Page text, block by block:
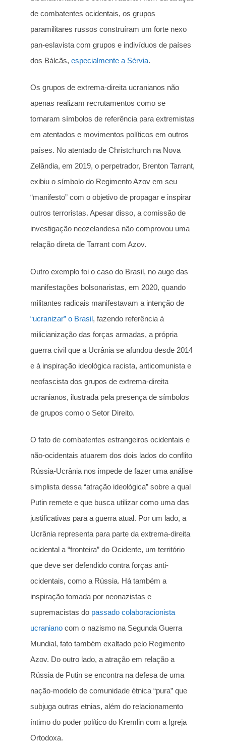
de combatentes ocidentais, os grupos
paramilitares russos construíram um forte nexo
pan-eslavista com grupos e indivíduos de países
dos Bálcãs, especialmente a Sérvia.
Os grupos de extrema-direita ucranianos não
apenas realizam recrutamentos como se
tornaram símbolos de referência para extremistas
em atentados e movimentos políticos em outros
países. No atentado de Christchurch na Nova
Zelândia, em 2019, o perpetrador, Brenton Tarrant,
exibiu o símbolo do Regimento Azov em seu
“manifesto” com o objetivo de propagar e inspirar
outros terroristas. Apesar disso, a comissão de
investigação neozelandesa não comprovou uma
relação direta de Tarrant com Azov.
Outro exemplo foi o caso do Brasil, no auge das
manifestações bolsonaristas, em 2020, quando
militantes radicais manifestavam a intenção de
“ucranizar” o Brasil, fazendo referência à
milicianização das forças armadas, a própria
guerra civil que a Ucrânia se afundou desde 2014
e à inspiração ideológica racista, anticomunista e
neofascista dos grupos de extrema-direita
ucranianos, ilustrada pela presença de símbolos
de grupos como o Setor Direito.
O fato de combatentes estrangeiros ocidentais e
não-ocidentais atuarem dos dois lados do conflito
Rússia-Ucrânia nos impede de fazer uma análise
simplista dessa “atração ideológica” sobre a qual
Putin remete e que busca utilizar como uma das
justificativas para a guerra atual. Por um lado, a
Ucrânia representa para parte da extrema-direita
ocidental a “fronteira” do Ocidente, um território
que deve ser defendido contra forças anti-
ocidentais, como a Rússia. Há também a
inspiração tomada por neonazistas e
supremacistas do passado colaboracionista
ucraniano com o nazismo na Segunda Guerra
Mundial, fato também exaltado pelo Regimento
Azov. Do outro lado, a atração em relação a
Rússia de Putin se encontra na defesa de uma
nação-modelo de comunidade étnica “pura” que
subjuga outras etnias, além do relacionamento
íntimo do poder político do Kremlin com a Igreja
Ortodoxa.